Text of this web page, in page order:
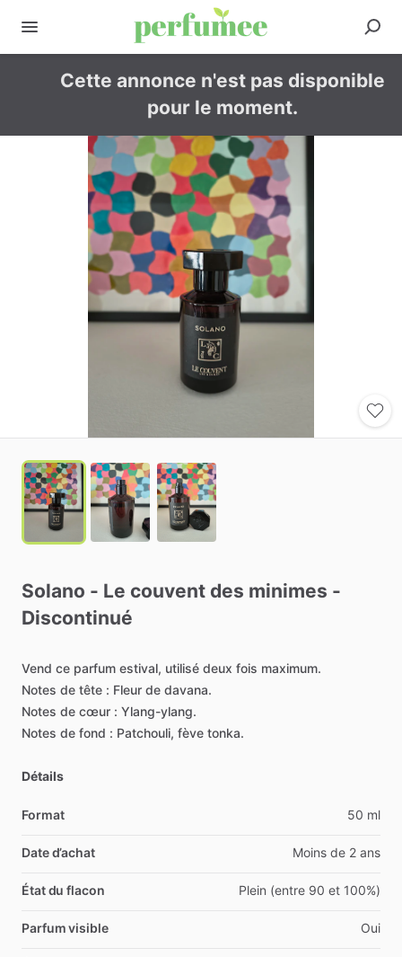
Cette annonce n'est pas disponible
pour le moment.
Solano - Le couvent des minimes -
Discontinué
Vend ce parfum estival, utilisé deux fois maximum.
Notes de tête : Fleur de davana.
Notes de cœur : Ylang-ylang.
Notes de fond : Patchouli, fève tonka.
Détails
Format 50 ml
Date d’achat Moins de 2 ans
État du flacon Plein (entre 90 et 100%)
Parfum visible Oui